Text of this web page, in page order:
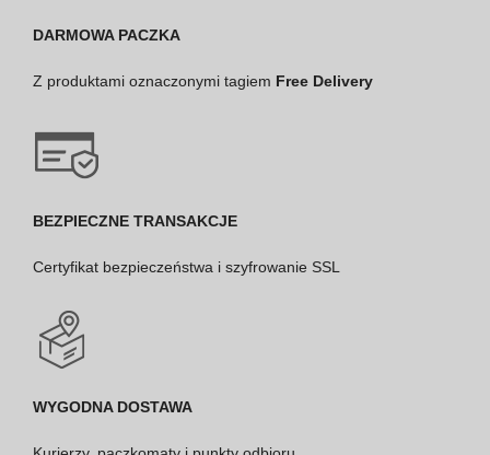
DARMOWA PACZKA
Z produktami oznaczonymi tagiem Free Delivery
BEZPIECZNE TRANSAKCJE
Certyfikat bezpieczeństwa i szyfrowanie SSL
WYGODNA DOSTAWA